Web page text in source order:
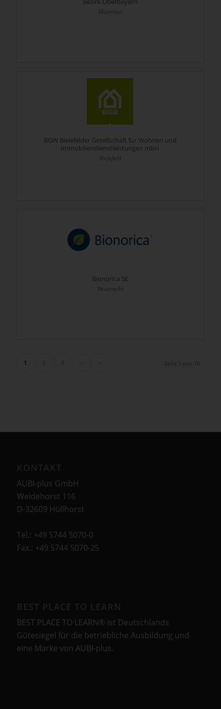
München
BGW Bielefelder Gesellschaft für Wohnen und
Immobiliendienstleistungen mbH
Bielefeld
Bionorica SE
Neumarkt
Seite 1 von 10
1 3
AUBI-plus GmbH
Weidehorst 116
D-32609 Hüllhorst
Tel.: +49 5744 5070-0
Fax.: +49 5744 5070-25
BEST PLACE TO LEARN® ist Deutschlands
Gütesiegel für die betriebliche Ausbildung und
eine Marke von AUBI-plus.